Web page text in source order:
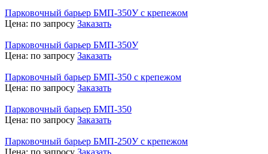
Парковочный барьер БМП-350У с крепежом
Цена: по запросу Заказать
Парковочный барьер БМП-350У
Цена: по запросу Заказать
Парковочный барьер БМП-350 с крепежом
Цена: по запросу Заказать
Парковочный барьер БМП-350
Цена: по запросу Заказать
Парковочный барьер БМП-250У с крепежом
Цена: по запросу Заказать